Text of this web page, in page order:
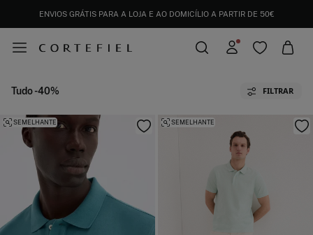
ENVIOS GRÁTIS PARA A LOJA E AO DOMICÍLIO A PARTIR DE 50€
Tudo -40% FILTRAR
SEMELHANTE SEMELHANTE